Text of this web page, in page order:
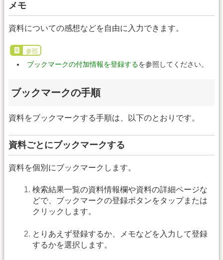
メモ
資料についての感想などを自由に入力できます。
参照
ブックマークの付加情報を登録するを参照してください。
ブックマークの手順
資料をブックマークする手順は、以下のとおりです。
資料ごとにブックマークする
資料を個別にブックマークします。
検索結果一覧の資料情報欄や資料の詳細ページな
どで、ブックマークの登録ボタンをタップまたは
クリックします。
とりあえず登録するか、メモなどを入力して登録
するかを選択します。